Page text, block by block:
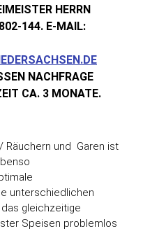
HERRN
144. E-MAIL:
NACHFRAGE B
CA. 3 MONATE.
Räuchern und Garen ist
unterschiedlichen
gleichzeitige
Speisen problemlos